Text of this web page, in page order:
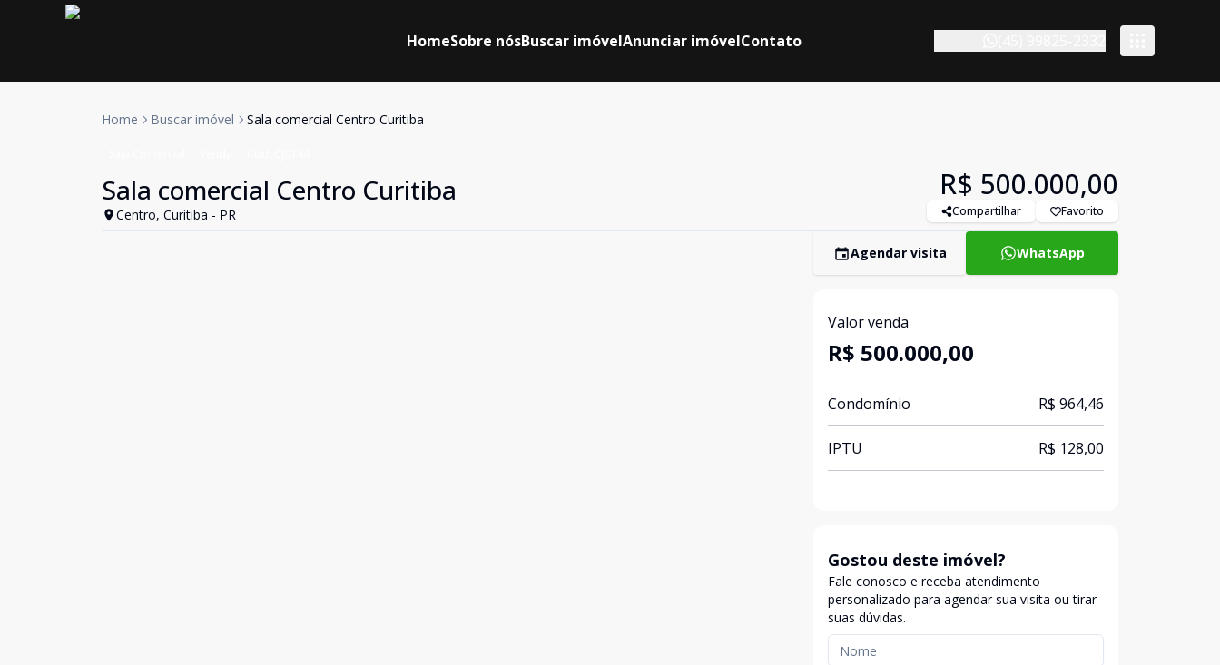
HomeSobre nósBuscar imóvelAnunciar imóvelContato
Home Buscar imóvel Sala comercial Centro Curitiba
Sala comercial Centro Curitiba
Centro, Curitiba - PR
R$ 500.000,00
Compartilhar Favorito
Agendar visita WhatsApp
Valor venda
R$ 500.000,00
Condomínio R$ 964,46
IPTU R$ 128,00
Gostou deste imóvel?
Fale conosco e receba atendimento
personalizado para agendar sua visita ou tirar
suas dúvidas.